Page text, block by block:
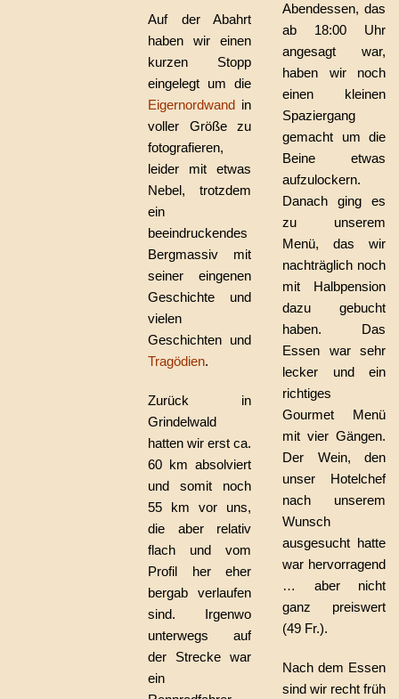
Auf der Abahrt
haben wir einen
kurzen Stopp
eingelegt um die
Eigernordwand in
voller Größe zu
fotografieren,
leider mit etwas
Nebel, trotzdem
ein
beeindruckendes
Bergmassiv mit
seiner eingenen
Geschichte und
vielen
Geschichten und
Tragödien.
Zurück in
Grindelwald
hatten wir erst ca.
60 km absolviert
und somit noch
55 km vor uns,
die aber relativ
flach und vom
Profil her eher
bergab verlaufen
sind. Irgenwo
unterwegs auf
der Strecke war
ein
Abendessen, das
ab 18:00 Uhr
angesagt war,
haben wir noch
einen kleinen
Spaziergang
gemacht um die
Beine etwas
aufzulockern.
Danach ging es
zu unserem
Menü, das wir
nachträglich noch
mit Halbpension
dazu gebucht
haben. Das
Essen war sehr
lecker und ein
richtiges
Gourmet Menü
mit vier Gängen.
Der Wein, den
unser Hotelchef
nach unserem
Wunsch
ausgesucht hatte
war hervorragend
… aber nicht
ganz preiswert
(49 Fr.).
Nach dem Essen
sind wir recht früh